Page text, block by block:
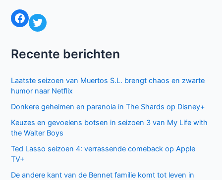
seizoen
2
Max
Facebook Twitter
Recente berichten
Laatste seizoen van Muertos S.L. brengt chaos en zwarte
humor naar Netflix
Donkere geheimen en paranoia in The Shards op Disney+
Keuzes en gevoelens botsen in seizoen 3 van My Life with
the Walter Boys
Ted Lasso seizoen 4: verrassende comeback op Apple
TV+
De andere kant van de Bennet familie komt tot leven in